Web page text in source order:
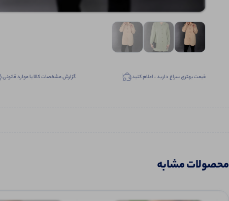
قیمت بهتری سراغ دارید ، اعلام کنید گزارش مشخصات کالا یا موارد قانونی
محصولات مشابه